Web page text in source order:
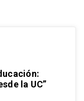
la UC”